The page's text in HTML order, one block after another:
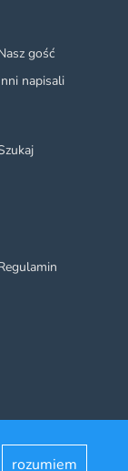
gość
napisali
rozumiem